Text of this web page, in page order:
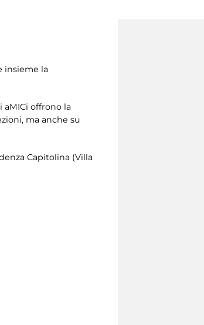
insieme la
aMICi offrono la
ma anche su
Capitolina (Villa